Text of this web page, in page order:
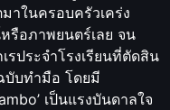
าในครอบครัวเคร่ง
รือภาพยนตร์เลย จน
รประจำโรงเรียนที่ตัดสิน
บับทำมือ โดยมี
เป็นแรงบันดาลใจ